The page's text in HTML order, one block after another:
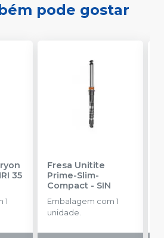
pode gostar
35
1
Fresa Unitite
Prime-Slim-
Compact- SIN
Embalagem com 1
unidade.